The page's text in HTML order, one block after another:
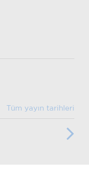
Tüm yayın tarihleri